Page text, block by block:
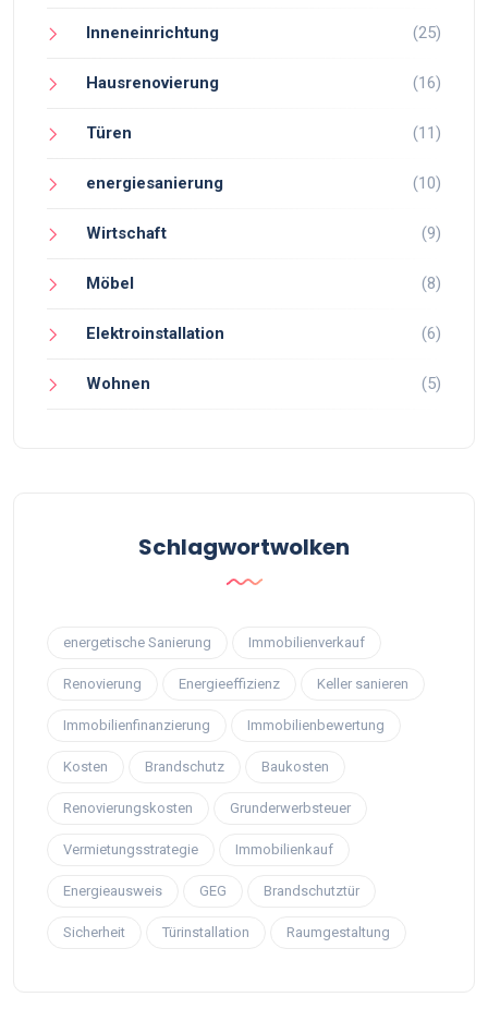
Inneneinrichtung (25)
Hausrenovierung (16)
Türen (11)
energiesanierung (10)
Wirtschaft (9)
Möbel (8)
Elektroinstallation (6)
Wohnen (5)
Schlagwortwolken
energetische Sanierung Immobilienverkauf
Renovierung Energieeffizienz Keller sanieren
Immobilienfinanzierung Immobilienbewertung
Kosten Brandschutz Baukosten
Renovierungskosten Grunderwerbsteuer
Vermietungsstrategie Immobilienkauf
Energieausweis GEG Brandschutztür
Sicherheit Türinstallation Raumgestaltung